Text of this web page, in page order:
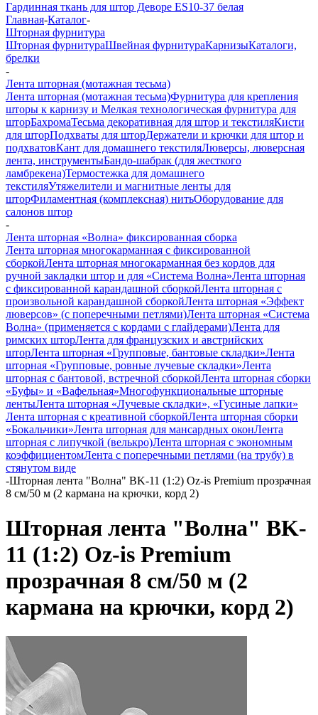
Гардинная ткань для штор Деворе ES10-37 белая
Главная-Каталог-
Шторная фурнитура
Шторная фурнитураШвейная фурнитураКарнизыКаталоги,
брелки
-
Лента шторная (мотажная тесьма)
Лента шторная (мотажная тесьма)Фурнитура для крепления
шторы к карнизу и Мелкая технологическая фурнитура для
шторБахромаТесьма декоративная для штор и текстиляКисти
для шторПодхваты для шторДержатели и крючки для штор и
подхватовКант для домашнего текстиляЛюверсы, люверсная
лента, инструментыБандо-шабрак (для жесткого
ламбрекена)Термостежка для домашнего
текстиляУтяжелители и магнитные ленты для
шторФиламентная (комплексная) нитьОборудование для
салонов штор
-
Лента шторная «Волна» фиксированная сборка
Лента шторная многокарманная с фиксированной
сборкойЛента шторная многокарманная без кордов для
ручной закладки штор и для «Система Волна»Лента шторная
с фиксированной карандашной сборкойЛента шторная с
произвольной карандашной сборкойЛента шторная «Эффект
люверсов» (с поперечными петлями)Лента шторная «Система
Волна» (применяется с кордами с глайдерами)Лента для
римских шторЛента для французских и австрийских
шторЛента шторная «Групповые, бантовые складки»Лента
шторная «Групповые, ровные лучевые складки»Лента
шторная с бантовой, встречной сборкойЛента шторная сборки
«Буфы» и «Вафельная»Многофункциональные шторные
лентыЛента шторная «Лучевые складки», «Гусиные лапки»
Лента шторная с креативной сборкойЛента шторная сборки
«Бокальчики»Лента шторная для мансардных оконЛента
шторная с липучкой (велькро)Лента шторная с экономным
коэффициентомЛента с поперечными петлями (на трубу) в
стянутом виде
-Шторная лента "Волна" BK-11 (1:2) Oz-is Premium прозрачная
8 см/50 м (2 кармана на крючки, корд 2)
Шторная лента "Волна" BK-
11 (1:2) Oz-is Premium
прозрачная 8 см/50 м (2
кармана на крючки, корд 2)